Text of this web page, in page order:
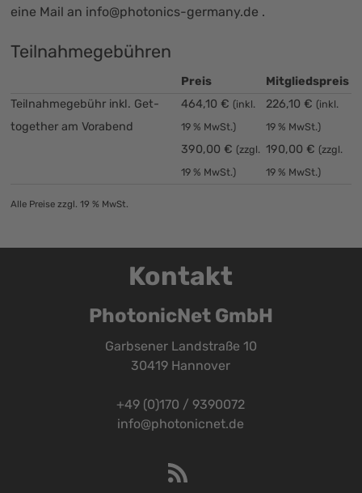
eine Mail an info@photonics-germany.de .
Teilnahmegebühren
Preis
Mitgliedspreis
Teilnahmegebühr inkl. Get-
together am Vorabend
464,10 € (inkl.
19 % MwSt.)
390,00 € (zzgl.
19 % MwSt.)
226,10 € (inkl.
19 % MwSt.)
190,00 € (zzgl.
19 % MwSt.)
Alle Preise zzgl. 19 % MwSt.
Kontakt
PhotonicNet GmbH
Garbsener Landstraße 10
30419 Hannover
+49 (0)170 / 9390072
info@photonicnet.de